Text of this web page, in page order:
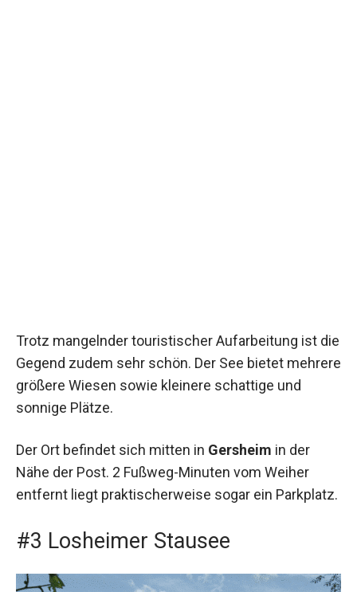
Trotz mangelnder touristischer Aufarbeitung ist die
Gegend zudem sehr schön. Der See bietet mehrere
größere Wiesen sowie kleinere schattige und
sonnige Plätze.
Der Ort befindet sich mitten in Gersheim in der
Nähe der Post. 2 Fußweg-Minuten vom Weiher
entfernt liegt praktischerweise sogar ein Parkplatz.
#3 Losheimer Stausee